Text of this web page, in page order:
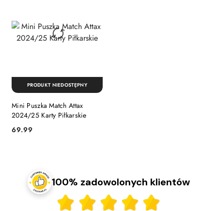
Mini Puszka Match Attax
2024/25 Karty Piłkarskie
Cena:
69.99
PRODUKT NIEDOSTĘPNY
100% zadowolonych klientów